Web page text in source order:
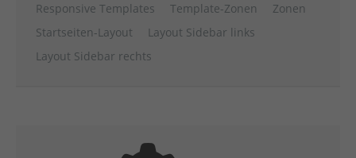
Responsive Templates
Template-Zonen
Zonen
Startseiten-Layout
Layout Sidebar links
Layout Sidebar rechts